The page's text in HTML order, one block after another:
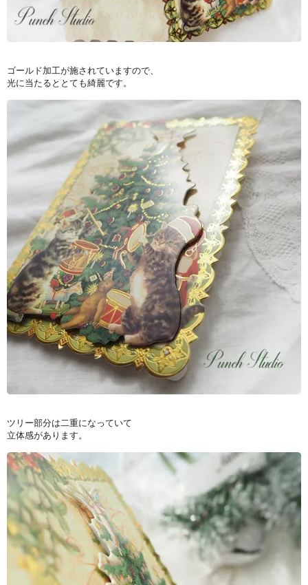
ゴールド加工が施されていますので、
光に当たるととても綺麗です。
ツリー部分は二重になっていて
立体感があります。